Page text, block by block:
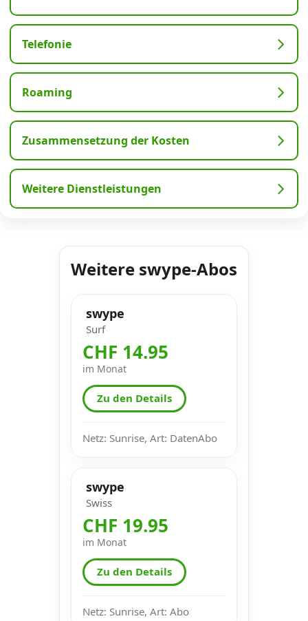
Telefonie
Roaming
Zusammensetzung der Kosten
Weitere Dienstleistungen
Weitere swype-Abos
swype
Surf
CHF 14.95
im Monat
Zu den Details
Netz: Sunrise, Art: DatenAbo
swype
Swiss
CHF 19.95
im Monat
Zu den Details
Netz: Sunrise, Art: Abo